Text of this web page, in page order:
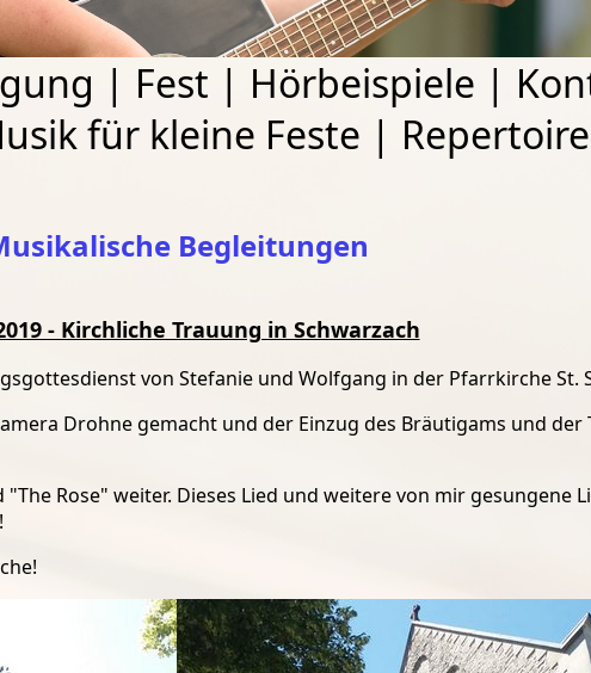
| Fest | Hörbeispiele |
für kleine Feste |
Begleitungen
- Kirchliche Trauung in Schwarzach
von Stefanie und Wolfgang in der Pfarrkirche St.
Drohne gemacht und der Einzug des Bräutigams und
Rose" weiter. Dieses Lied und weitere von mir gesungene